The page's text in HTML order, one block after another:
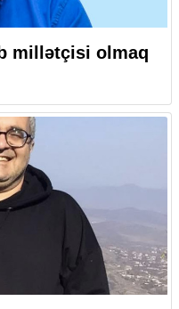
millətçisi olmaq